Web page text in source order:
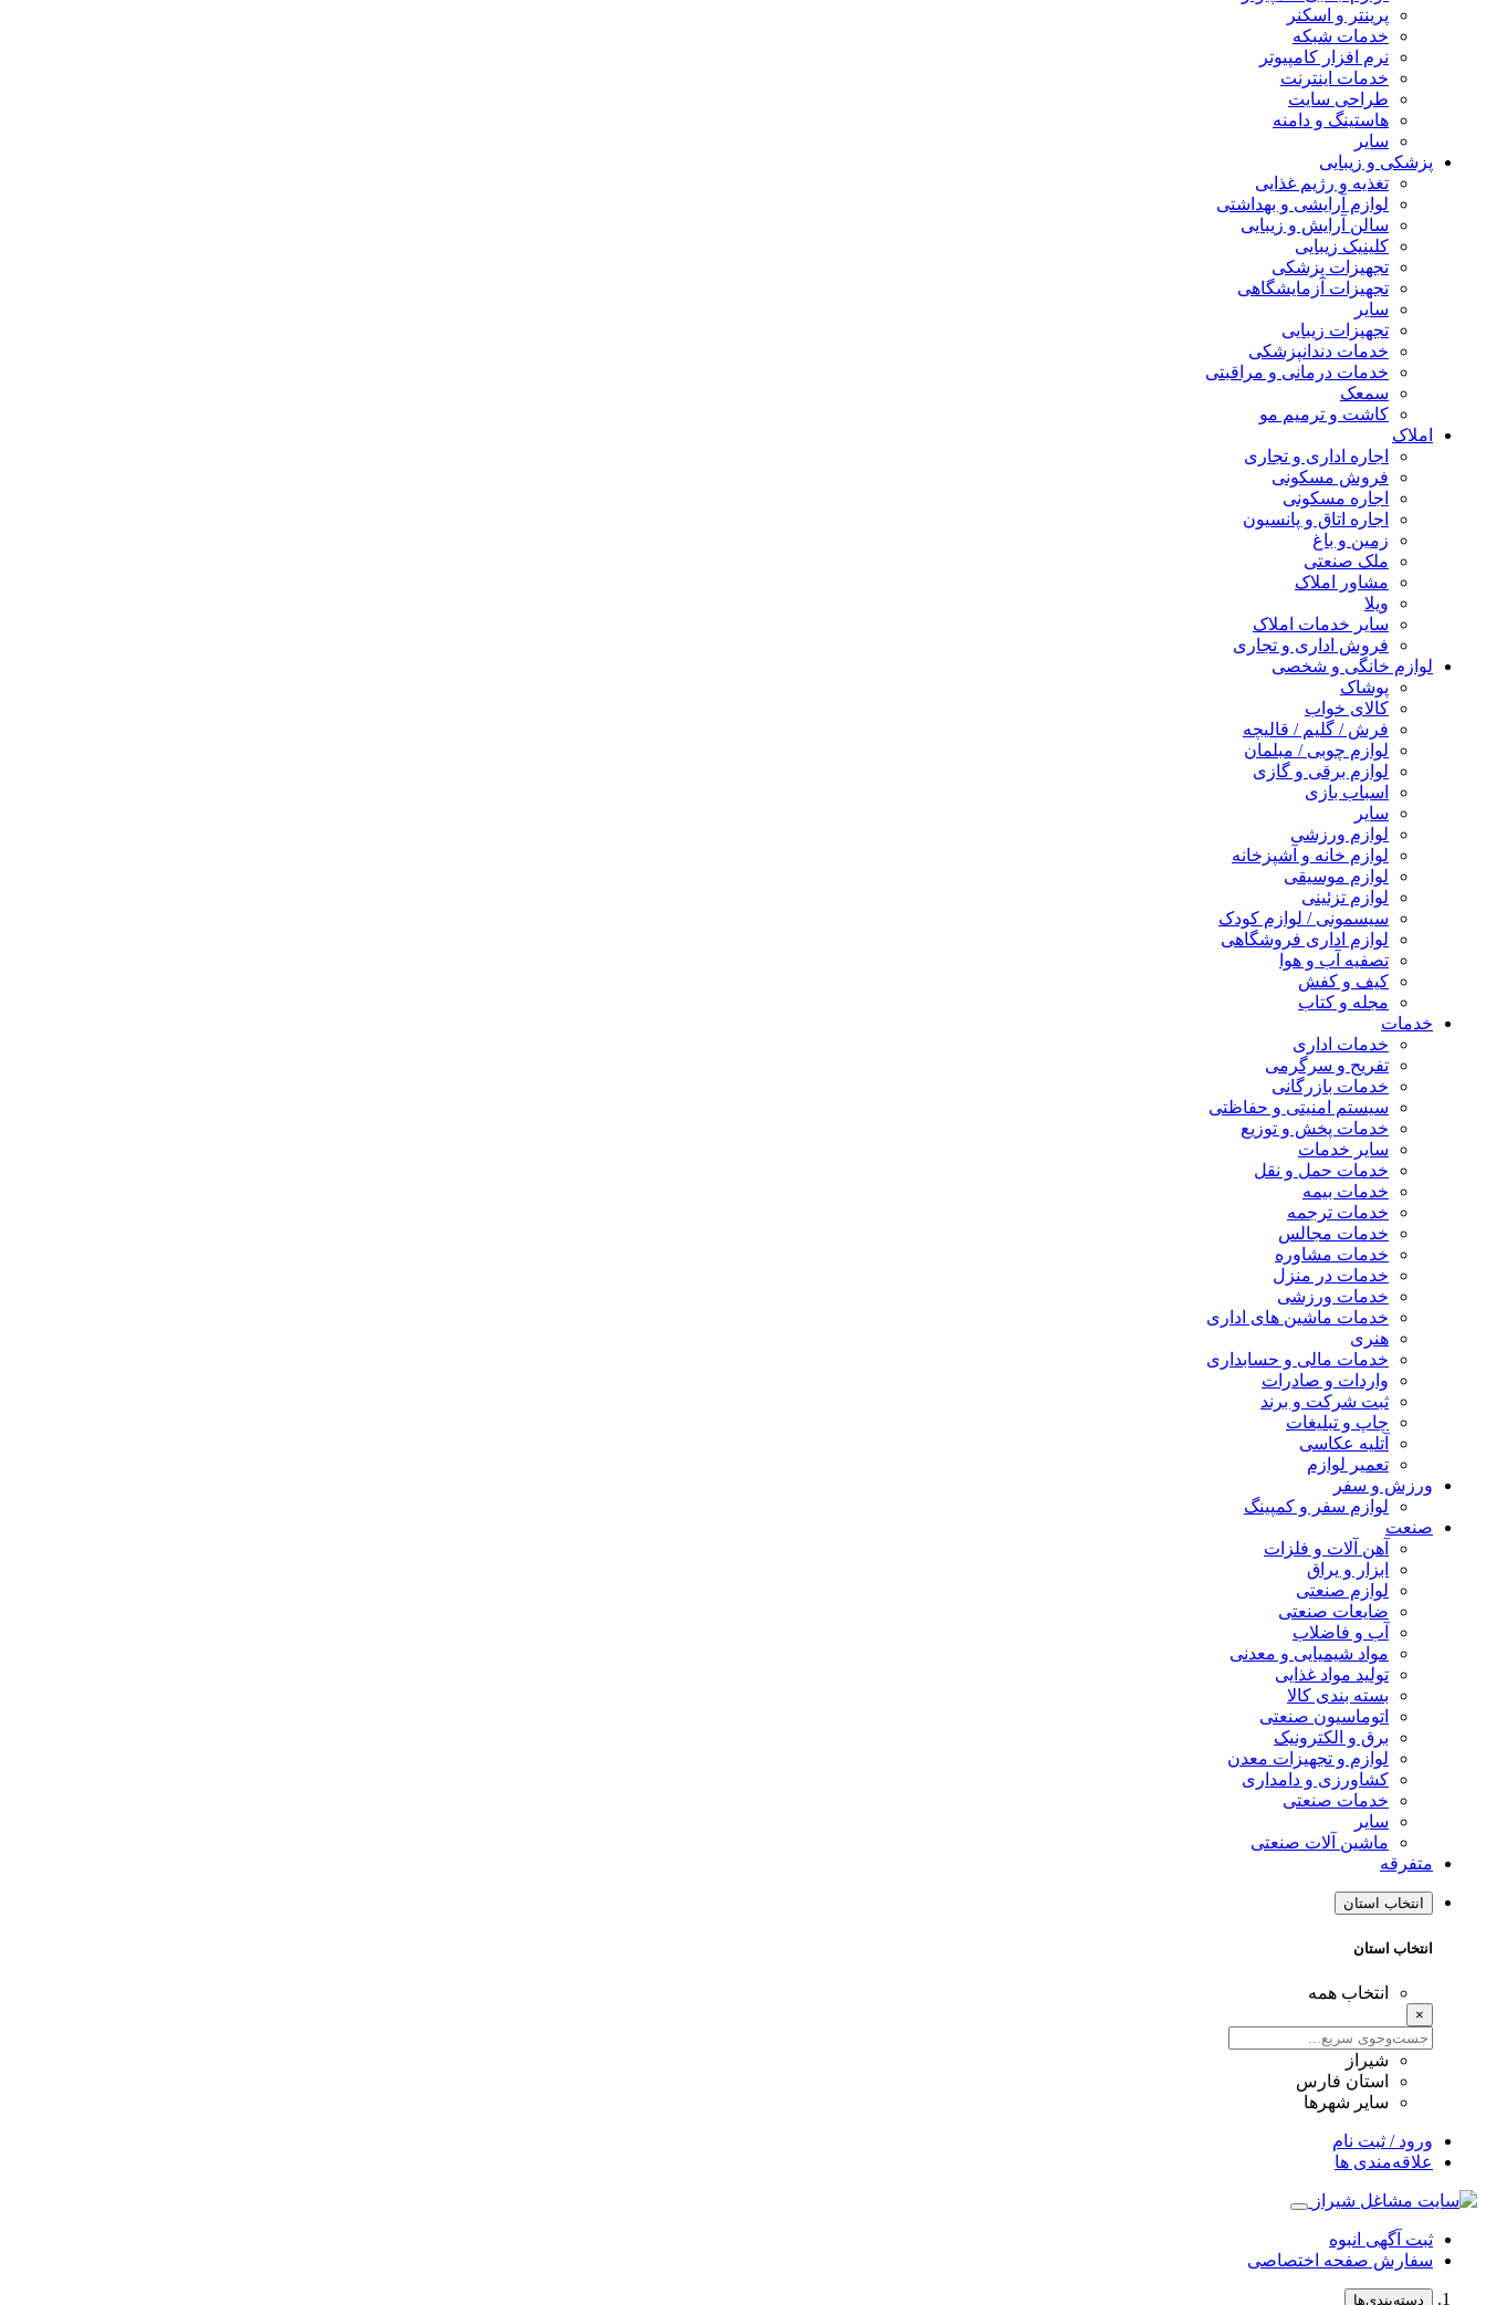
پرینتر و اسکنر
خدمات شبکه
نرم افزار کامپیوتر
خدمات اینترنت
طراحی سایت
هاستینگ و دامنه
سایر
پزشکی و زیبایی
تغذیه و رژیم غذایی
لوازم آرایشی و بهداشتی
سالن آرایش و زیبایی
کلینیک زیبایی
تجهیزات پزشکی
تجهیزات آزمایشگاهی
سایر
تجهیزات زیبایی
خدمات دندانپزشکی
خدمات درمانی و مراقبتی
سمعک
کاشت و ترمیم مو
املاک
اجاره اداری و تجاری
فروش مسکونی
اجاره مسکونی
اجاره اتاق و پانسیون
زمین و باغ
ملک صنعتی
مشاور املاک
ویلا
سایر خدمات املاک
فروش اداری و تجاری
لوازم خانگی و شخصی
پوشاک
کالای خواب
فرش / گلیم / قالیچه
لوازم چوبی / مبلمان
لوازم برقی و گازی
اسباب بازی
سایر
لوازم ورزشی
لوازم خانه و آشپزخانه
لوازم موسیقی
لوازم تزئینی
سیسمونی / لوازم کودک
لوازم اداری فروشگاهی
تصفیه آب و هوا
کیف و کفش
مجله و کتاب
خدمات
خدمات اداری
تفریح و سرگرمی
خدمات بازرگانی
سیستم امنیتی و حفاظتی
خدمات پخش و توزیع
سایر خدمات
خدمات حمل و نقل
خدمات بیمه
خدمات ترجمه
خدمات مجالس
خدمات مشاوره
خدمات در منزل
خدمات ورزشی
خدمات ماشین های اداری
هنری
خدمات مالی و حسابداری
واردات و صادرات
ثبت شرکت و برند
چاپ و تبلیغات
آتلیه عکاسی
تعمیر لوازم
ورزش و سفر
لوازم سفر و کمپینگ
صنعت
آهن آلات و فلزات
ابزار و یراق
لوازم صنعتی
ضایعات صنعتی
آب و فاضلاب
مواد شیمیایی و معدنی
تولید مواد غذایی
بسته بندی کالا
اتوماسیون صنعتی
برق و الکترونیک
لوازم و تجهیزات معدن
کشاورزی و دامداری
خدمات صنعتی
سایر
ماشین آلات صنعتی
متفرقه
انتخاب استان
انتخاب استان
انتخاب همه
×
شیراز
استان فارس
سایر شهرها
ورود / ثبت نام
علاقه‌مندی ها
ثبت آگهی انبوه
سفارش صفحه اختصاصی
دسته‌بندی‌ها